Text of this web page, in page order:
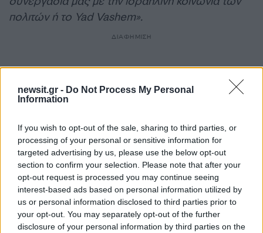
newsit.gr - Do Not Process My Personal
Information
If you wish to opt-out of the sale, sharing to third parties, or
processing of your personal or sensitive information for
targeted advertising by us, please use the below opt-out
section to confirm your selection. Please note that after your
opt-out request is processed you may continue seeing
interest-based ads based on personal information utilized by
us or personal information disclosed to third parties prior to
your opt-out. You may separately opt-out of the further
disclosure of your personal information by third parties on the
πολιτών ή το Yad Vashem».
ΔΙΑΦΗΜΙΣΗ
Αν τα χάσατε